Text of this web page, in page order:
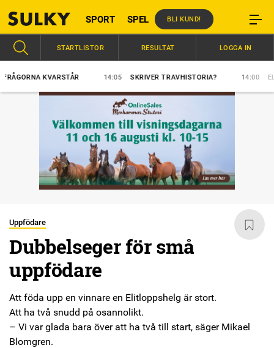
SPORT SPEL BLI KUND!
KVARSTÅR 14:05 SKRIVER TRAVHISTORIA? 14:00 ELFTE
STARTLISTOR RESULTAT LOGGA IN
Uppfödare
Dubbelseger för små
uppfödare
Att föda upp en vinnare en Elitloppshelg är stort.
Att ha två snudd på osannolikt.
– Vi var glada bara över att ha två till start, säger Mikael
Blomgren.